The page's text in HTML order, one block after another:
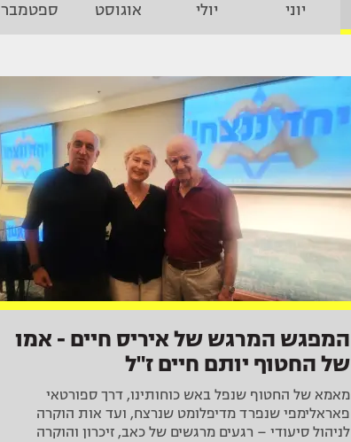
יוני יולי אוגוסט ספטמבר
המפגש המרגש של איריס חיים - אמו
של החטוף יותם חיים ז"ל
מאמא של החטוף שנפל באש כוחותינו, דרך ספורטאי
פאראלימפי שנפרד מדיפלומט שנרצח, ועד אות הוקרה
לניהול סיעודי – רגעים מרגשים של כאב, זיכרון והוקרה